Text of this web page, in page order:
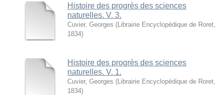
Histoire des progrès des sciences
naturelles. V. 3.
Cuvier, Georges ( Librairie Encyclopédique de Roret
1834)
Histoire des progrès des sciences
naturelles. V. 1.
Cuvier, Georges ( Librairie Encyclopédique de Roret
1834)